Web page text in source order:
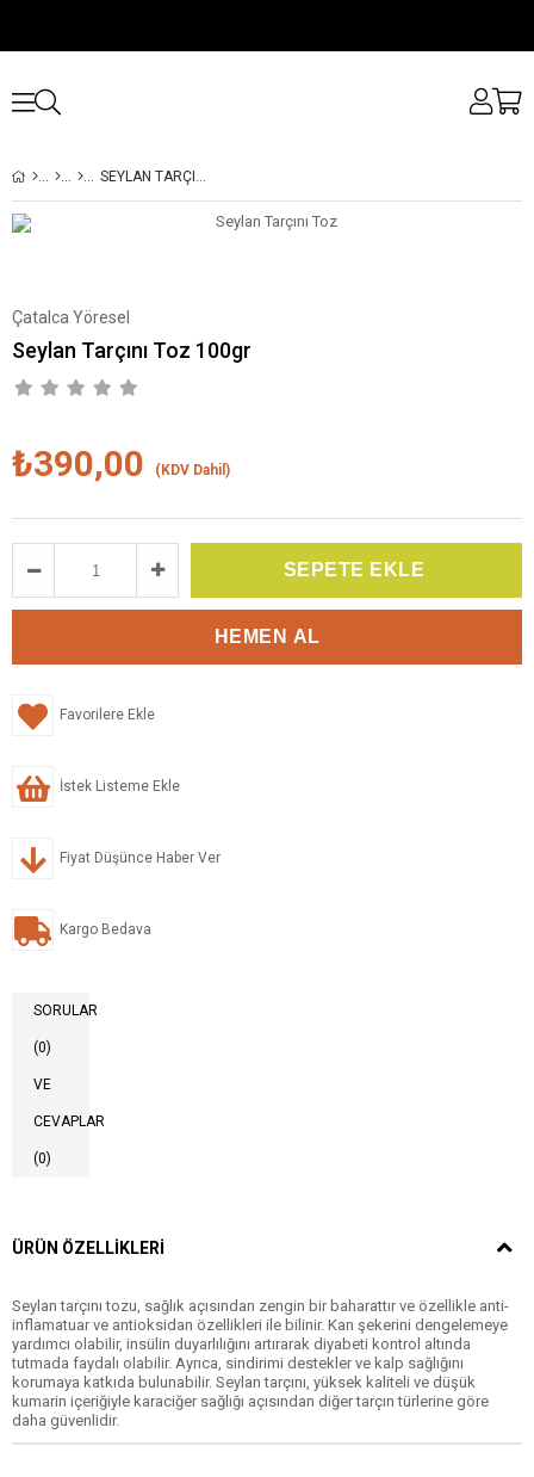
SEYLAN TARÇINI TOZ 100GR
Çatalca Yöresel
Seylan Tarçını Toz 100gr
₺390,00 (KDV Dahil)
Favorilere Ekle
İstek Listeme Ekle
Fiyat Düşünce Haber Ver
Kargo Bedava
SORULAR
(0)
VE
CEVAPLAR
(0)
ÜRÜN ÖZELLIKLERI
Seylan tarçını tozu, sağlık açısından zengin bir baharattır ve özellikle anti-
inflamatuar ve antioksidan özellikleri ile bilinir. Kan şekerini dengelemeye
yardımcı olabilir, insülin duyarlılığını artırarak diyabeti kontrol altında
tutmada faydalı olabilir. Ayrıca, sindirimi destekler ve kalp sağlığını
korumaya katkıda bulunabilir. Seylan tarçını, yüksek kaliteli ve düşük
kumarin içeriğiyle karaciğer sağlığı açısından diğer tarçın türlerine göre
daha güvenlidir.